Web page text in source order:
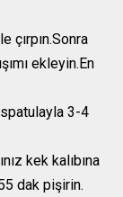
çırpın.Sonra
ekleyin.En
spatulayla 3-4
kek kalıbına
dak pişirin.